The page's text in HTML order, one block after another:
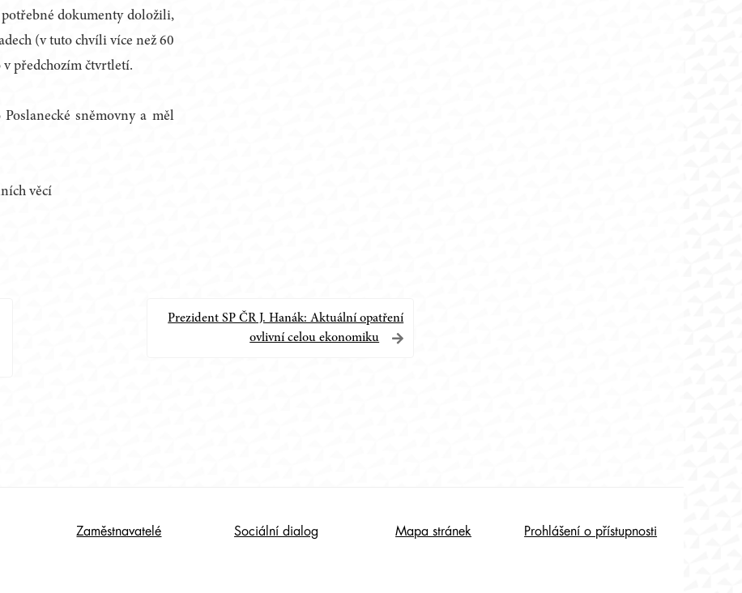
dokumenty doložili,
(v tuto chvíli více než 60
v předchozím čtvrtletí.
sněmovny a měl
věcí
Prezident SP ČR J. Hanák: Aktuální opatření
ovlivní celou ekonomiku
Zaměstnavatelé Sociální dialog Mapa stránek Prohlášení o přístupnosti